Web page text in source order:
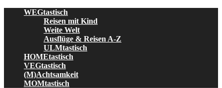
WEGtastisch
Reisen mit Kind
Weite Welt
Ausflüge & Reisen A-Z
ULMtastisch
HOMEtastisch
VEGtastisch
(M)Achtsamkeit
MOMtastisch